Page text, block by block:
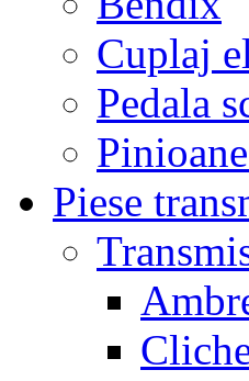
Cuplaj
Pedala
Piese